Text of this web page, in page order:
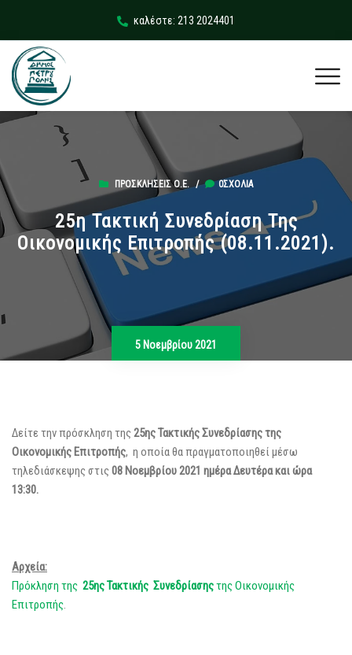
καλέστε: 213 2024401
ΠΡΟΣΚΛΉΣΕΙΣ Ο.Ε. / 0ΣΧΌΛΙΑ
25η Τακτική Συνεδρίαση Της
Οικονομικής Επιτροπής (08.11.2021).
5 Νοεμβρίου 2021
Δείτε την πρόσκληση της 25ης Τακτικής Συνεδρίασης της
Οικονομικής Επιτροπής, η οποία θα πραγματοποιηθεί μέσω
τηλεδιάσκεψης στις 08 Νοεμβρίου 2021 ημέρα Δευτέρα και ώρα
13:30.
Αρχεία:
Πρόκληση της 25ης Τακτικής Συνεδρίασηςτης Οικονομικής
Επιτροπής.